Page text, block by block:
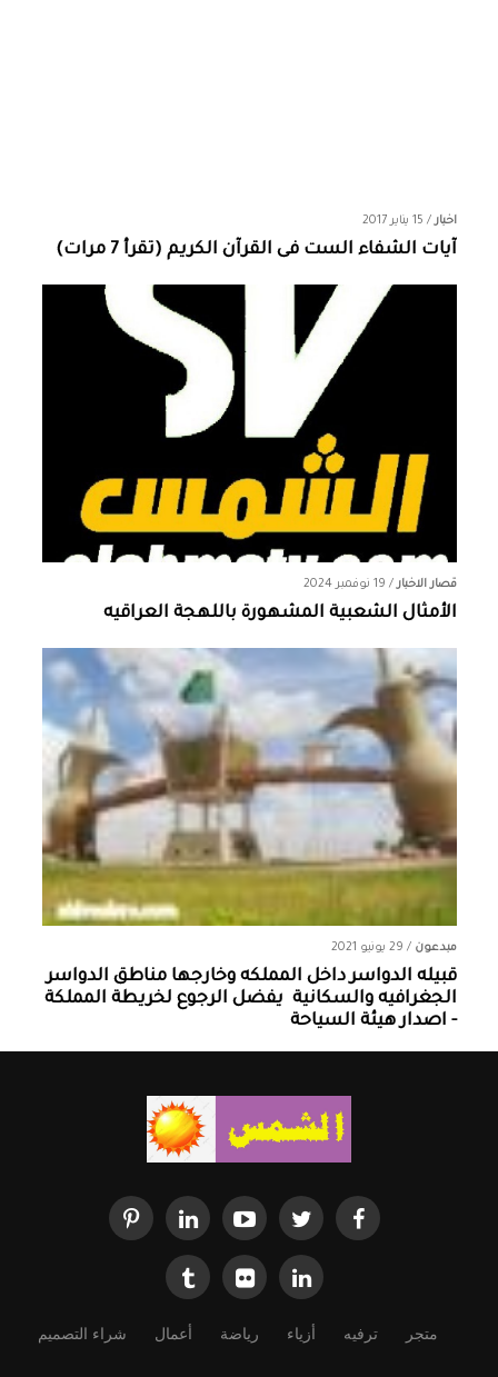
اخبار/ 15 يناير 2017
آيات الشفاء الست فى القرآن الكريم (تقرأ 7 مرات)
قصار الاخبار/ 19 نوفمبر 2024
الأمثال الشعبية المشهورة باللهجة العراقيه
مبدعون / 29 يونيو 2021
قبيله الدواسر داخل المملكه وخارجها ‏مناطق الدواسر
الجغرافيه والسكانية ‏ يفضل الرجوع لخريطة المملكة
- اصدار هيئة السياحة
متجر ترفيه أزياء رياضة أعمال شراء التصميم